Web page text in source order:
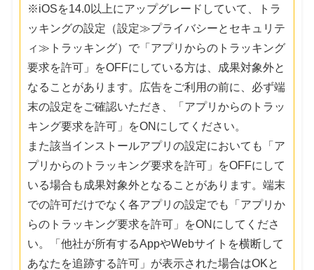
※iOSを14.0以上にアップグレードしていて、トラ
ッキングの設定（設定≫プライバシーとセキュリテ
ィ≫トラッキング）で「アプリからのトラッキング
要求を許可」をOFFにしている方は、成果対象外と
なることがあります。広告をご利用の前に、必ず端
末の設定をご確認いただき、「アプリからのトラッ
キング要求を許可」をONにしてください。
また該当インストールアプリの設定においても「ア
プリからのトラッキング要求を許可」をOFFにして
いる場合も成果対象外となることがあります。端末
での許可だけでなく各アプリの設定でも「アプリか
らのトラッキング要求を許可」をONにしてくださ
い。「他社が所有するAppやWebサイトを横断して
あなたを追跡する許可」が表示された場合はOKと